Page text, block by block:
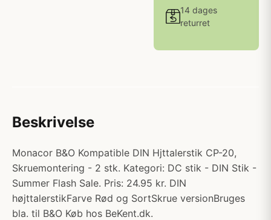
14 dages
returret
Beskrivelse
Monacor B&O Kompatible DIN Hjttalerstik CP-20,
Skruemontering - 2 stk. Kategori: DC stik - DIN Stik -
Summer Flash Sale. Pris: 24.95 kr. DIN
højttalerstikFarve Rød og SortSkrue versionBruges
bla. til B&O Køb hos BeKent.dk.